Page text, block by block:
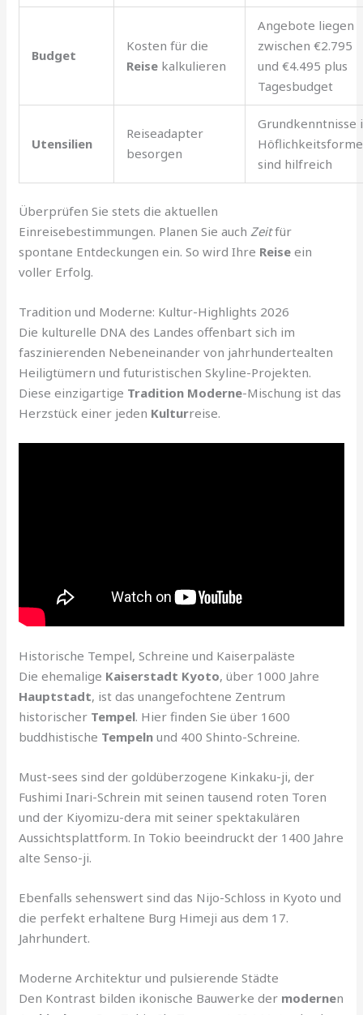
Budget
Kosten für die
Reise kalkulieren
Angebote liegen
zwischen €2.795
und €4.495 plus
Tagesbudget
Utensilien
Reiseadapter
besorgen
Grundkenntnisse
sind hilfreich
Überprüfen Sie stets die aktuellen
Einreisebestimmungen. Planen Sie auchZeitfür
spontane Entdeckungen ein. So wird Ihre Reise ein
voller Erfolg.
Tradition und Moderne: Kultur-Highlights 2026
Die kulturelle DNA des Landes offenbart sich im
faszinierenden Nebeneinander von jahrhundertealten
Heiligtümern und futuristischen Skyline-Projekten.
Diese einzigartige Tradition Moderne-Mischung ist das
Herzstück einer jeden Kulturreise.
Historische Tempel, Schreine und Kaiserpaläste
Die ehemalige Kaiserstadt Kyoto, über 1000 Jahre
Hauptstadt, ist das unangefochtene Zentrum
historischer Tempel. Hier finden Sie über 1600
buddhistische Tempeln und 400 Shinto-Schreine.
Must-sees sind der goldüberzogene Kinkaku-ji, der
Fushimi Inari-Schrein mit seinen tausend roten Toren
und der Kiyomizu-dera mit seiner spektakulären
Aussichtsplattform. In Tokio beeindruckt der 1400 Jahre
alte Senso-ji.
Ebenfalls sehenswert sind das Nijo-Schloss in Kyoto und
die perfekt erhaltene Burg Himeji aus dem 17.
Jahrhundert.
Moderne Architektur und pulsierende Städte
Den Kontrast bilden ikonische Bauwerke der modernen